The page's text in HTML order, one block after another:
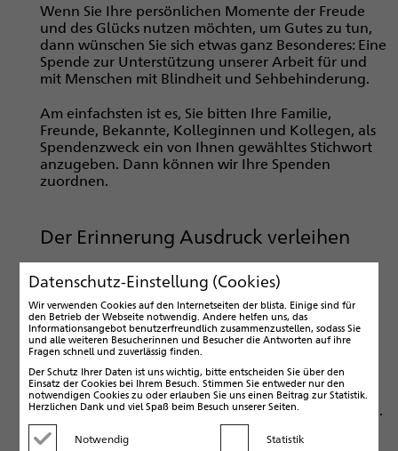
Wenn Sie Ihre persönlichen Momente der Freude
und des Glücks nutzen möchten, um Gutes zu tun,
dann wünschen Sie sich etwas ganz Besonderes: Eine
Spende zur Unterstützung unserer Arbeit für und
mit Menschen mit Blindheit und Sehbehinderung.
Am einfachsten ist es, Sie bitten Ihre Familie,
Freunde, Bekannte, Kolleginnen und Kollegen, als
Spendenzweck ein von Ihnen gewähltes Stichwort
anzugeben. Dann können wir Ihre Spenden
zuordnen.
Der Erinnerung Ausdruck verleihen
Sie haben einen geliebten Menschen verloren und
möchten in seinem Sinne handeln? Eine
Kondolenzspende für Menschen mit Blindheit und
Sehbehinderung kann sein Andenken würdig
bewahren. Sie kann zugleich der Erinnerung einen
besonders stimmigen Ausdruck verleihen.
Bitte informieren Sie die Trauergemeinschaft vorab
über das von Ihnen gewählte Stichwort der Spende.
Dann können wir Ihre Kondolenzspenden richtig
zuordnen. Ca. sechs Wochen nach Ihrem "Moment
Datenschutz-Einstellung (Cookies)
Wir verwenden Cookies auf den Internetseiten der blista. Einige sind für
den Betrieb der Webseite notwendig. Andere helfen uns, das
Informationsangebot benutzerfreundlich zusammenzustellen, sodass Sie
und alle weiteren Besucherinnen und Besucher die Antworten auf ihre
Fragen schnell und zuverlässig finden.
Der Schutz Ihrer Daten ist uns wichtig, bitte entscheiden Sie über den
Einsatz der Cookies bei Ihrem Besuch. Stimmen Sie entweder nur den
notwendigen Cookies zu oder erlauben Sie uns einen Beitrag zur Statistik.
Herzlichen Dank und viel Spaß beim Besuch unserer Seiten.
Notwendig Statistik